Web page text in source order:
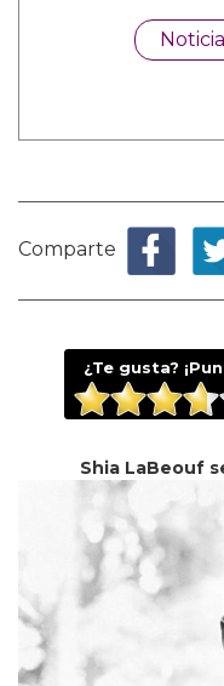
Comparte
¿Te gusta?
Shia LaBeouf